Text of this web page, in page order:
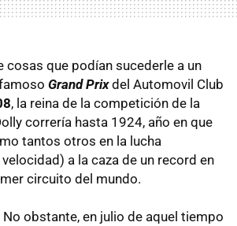
cosas que podían sucederle a un
Grand Prixdel Automovil Club
, la reina de la competición de la
correría hasta 1924, año en que
tantos otros en la lucha
a la caza de un record en
circuito del mundo.
No obstante, en julio de aquel tiempo